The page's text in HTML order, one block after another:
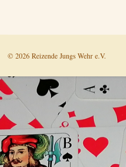
© 2026 Reizende Jungs Wehr e.V.